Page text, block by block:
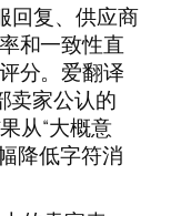
回复、供应商
和一致性直
分。爱翻译
卖家公认的
从“大概意
降低字符消